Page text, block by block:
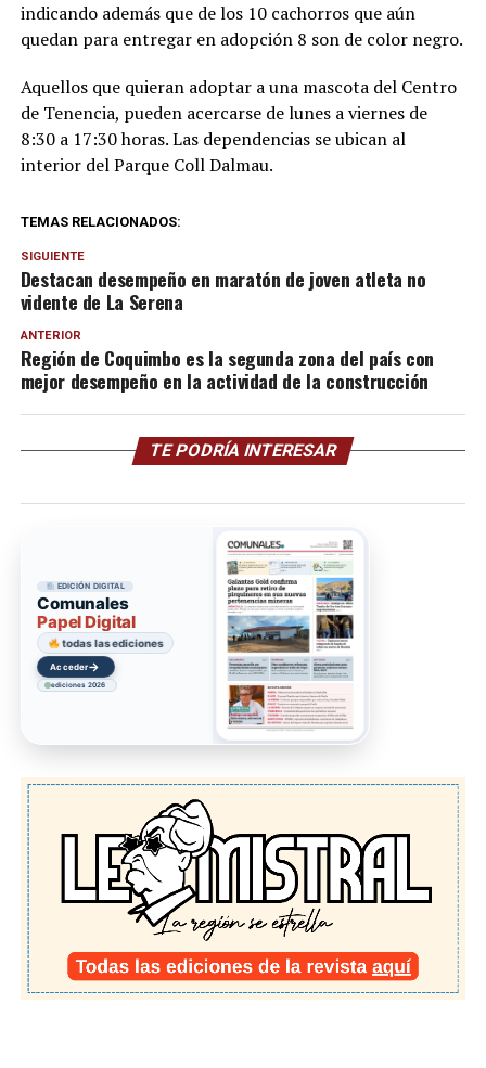
indicando además que de los 10 cachorros que aún
quedan para entregar en adopción 8 son de color negro.
Aquellos que quieran adoptar a una mascota del Centro
de Tenencia, pueden acercarse de lunes a viernes de
8:30 a 17:30 horas. Las dependencias se ubican al
interior del Parque Coll Dalmau.
TEMAS RELACIONADOS:
SIGUIENTE
Destacan desempeño en maratón de joven atleta no
vidente de La Serena
ANTERIOR
Región de Coquimbo es la segunda zona del país con
mejor desempeño en la actividad de la construcción
TE PODRÍA INTERESAR
EDICIÓN DIGITAL
Comunales
Papel Digital
todas las ediciones
Acceder→
ediciones 2026